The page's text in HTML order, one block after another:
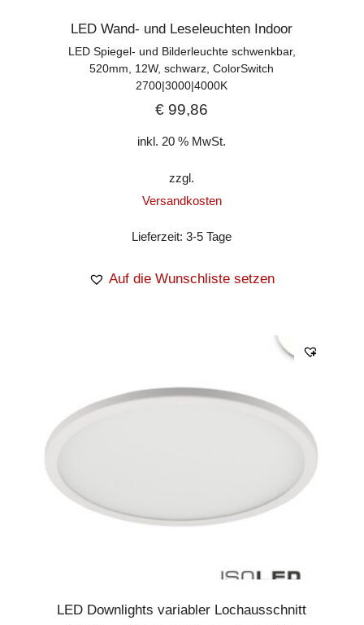
LED Wand- und Leseleuchten Indoor
LED Spiegel- und Bilderleuchte schwenkbar,
520mm, 12W, schwarz, ColorSwitch
2700|3000|4000K
€ 99,86
inkl. 20 % MwSt.
zzgl.
Versandkosten
Lieferzeit:3-5 Tage
Auf die Wunschliste setzen
LED Downlights variabler Lochausschnitt